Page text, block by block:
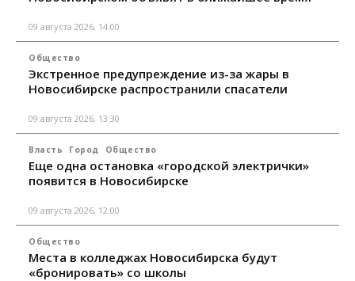
09 августа 2026, 14:00
Общество
Экстренное предупреждение из-за жары в
Новосибирске распространили спасатели
09 августа 2026, 13:30
Власть Город Общество
Еще одна остановка «городской электрички»
появится в Новосибирске
09 августа 2026, 12:00
Общество
Места в колледжах Новосибирска будут
«бронировать» со школы